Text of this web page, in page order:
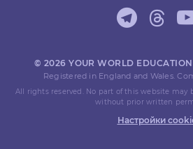
© 2026 YOUR WORLD
Registered in England and Wales.
All rights reserved. No part of this website
without prior written
Настройки